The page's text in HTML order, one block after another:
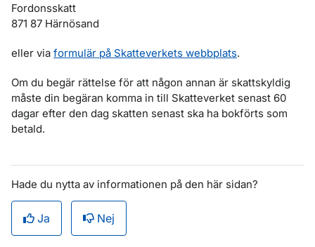
Fordonsskatt
871 87 Härnösand
eller via formulär på Skatteverkets webbplats.
Om du begär rättelse för att någon annan är skattskyldig
måste din begäran komma in till Skatteverket senast 60
dagar efter den dag skatten senast ska ha bokförts som
betald.
Hade du nytta av informationen på den här sidan?
Ja Nej